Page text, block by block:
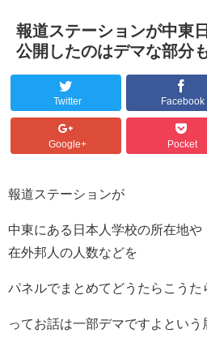
報道ステーションが中東
公開したのはデマな部分
Twitter Facebook
Google+ Pocket
報道ステーションが
中東にある日本人学校の所在地や
在外邦人の人数などを
パネルでまとめてどうたらこうた
ってお話は一部デマですよという